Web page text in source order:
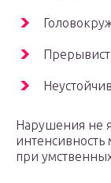
Нарушения не
интенсивность
при